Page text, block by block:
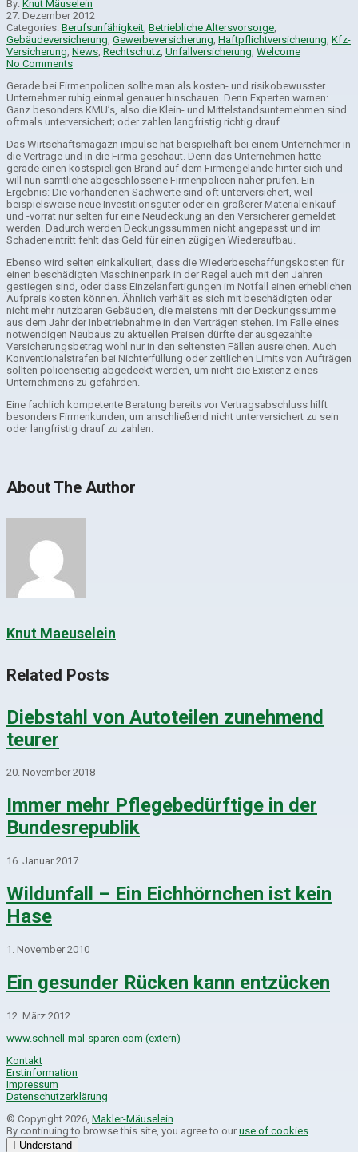
By: Knut Mäuselein
27. Dezember 2012
Categories: Berufsunfähigkeit Betriebliche Altersvorsorge
Gebäudeversicherung Gewerbeversicherung Haftpflichtversicherung Kfz-
Versicherung News Rechtschutz Unfallversicherung Welcome
No Comments
Gerade bei Firmenpolicen sollte man als kosten- und risikobewusster
Unternehmer ruhig einmal genauer hinschauen. Denn Experten warnen:
Ganz besonders KMU’s, also die Klein- und Mittelstandsunternehmen sind
oftmals unterversichert; oder zahlen langfristig richtig drauf.
Das Wirtschaftsmagazn impulse hat beispielhaft bei einem Unternehmer in
die Verträge und in die Firma geschaut. Denn das Unternehmen hatte
gerade einen kostspieligen Brand auf dem Firmengelände hinter sich und
will nun sämtliche abgeschlossene Firmenpolicen näher prüfen. Ein
Ergebnis: Die vorhandenen Sachwerte sind oft unterversichert, weil
beispielsweise neue Investitionsgüter oder ein größerer Materialeinkauf
und -vorrat nur selten für eine Neudeckung an den Versicherer gemeldet
werden. Dadurch werden Deckungssummen nicht angepasst und im
Schadeneintritt fehlt das Geld für einen zügigen Wiederaufbau.
Ebenso wird selten einkalkuliert, dass die Wiederbeschaffungskosten für
einen beschädigten Maschinenpark in der Regel auch mit den Jahren
gestiegen sind, oder dass Einzelanfertigungen im Notfall einen erheblichen
Aufpreis kosten können. Ähnlich verhält es sich mit beschädigten oder
nicht mehr nutzbaren Gebäuden, die meistens mit der Deckungssumme
aus dem Jahr der Inbetriebnahme in den Verträgen stehen. Im Falle eines
notwendigen Neubaus zu aktuellen Preisen dürfte der ausgezahlte
Versicherungsbetrag wohl nur in den seltensten Fällen ausreichen. Auch
Konventionalstrafen bei Nichterfüllung oder zeitlichen Limits von Aufträgen
sollten policenseitig abgedeckt werden, um nicht die Existenz eines
Unternehmens zu gefährden.
Eine fachlich kompetente Beratung bereits vor Vertragsabschluss hilft
besonders Firmenkunden, um anschließend nicht unterversichert zu sein
oder langfristig drauf zu zahlen.
About The Author
Knut Maeuselein
Related Posts
Diebstahl von Autoteilen zunehmend
teurer
20. November 2018
Immer mehr Pflegebedürftige in der
Bundesrepublik
16. Januar 2017
Wildunfall – Ein Eichhörnchen ist kein
Hase
1. November 2010
Ein gesunder Rücken kann entzücken
12. März 2012
www.schnell-mal-sparen.com (extern)
Kontakt
Erstinformation
Impressum
Datenschutzerklärung
© Copyright 2026, Makler-Mäuselein
By continuing to browse this site, you agree to our use of cookies
I Understand